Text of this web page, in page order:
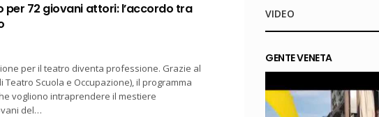
72 giovani attori: l’accordo tra
per il teatro diventa professione. Grazie al
Scuola e Occupazione), il programma
vogliono intraprendere il mestiere
del…
VIDEO
GENTE VENETA